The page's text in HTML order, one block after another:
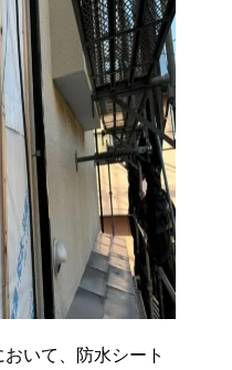
いて、防水シート